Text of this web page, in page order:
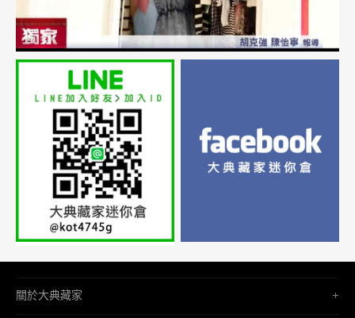
關於大典藏家